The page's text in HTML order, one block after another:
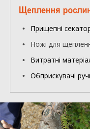
Щеплення
Прищепні
Ножі для
Витратні
Обприскувачі